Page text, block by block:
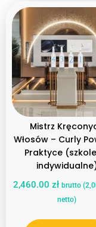
Mistrz
Włosów – Curly
Praktyce
2,460.00 zł brutto (
netto)